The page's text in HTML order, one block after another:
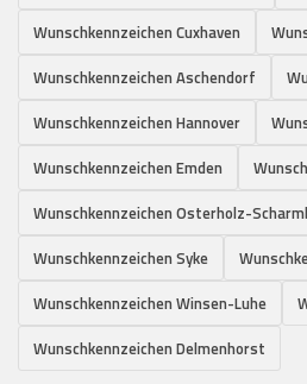
Wunschkennzeichen Cuxhaven
Wunschkennzeichen Aschendorf
Wunschkennzeichen Hannover
Wunschkennzeichen Emden
Wunschkennzeichen Osterholz-
Wunschkennzeichen Syke
Wunschkennzeichen Winsen-Luhe
Wunschkennzeichen Delmenhorst